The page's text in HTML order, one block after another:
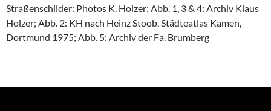
Straßenschilder: Photos K. Holzer; Abb. 1, 3 & 4: Archiv Klaus
Holzer; Abb. 2: KH nach Heinz Stoob, Städteatlas Kamen,
Dortmund 1975; Abb. 5: Archiv der Fa. Brumberg